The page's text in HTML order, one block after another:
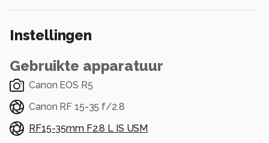
zonsondergang.
Alle rechten voorbehouden
Instellingen
Gebruikte apparatuur
Canon EOS R5
Canon RF 15-35 f/2.8
RF15-35mm F2.8 L IS USM